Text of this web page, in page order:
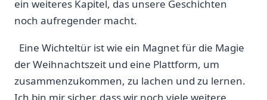
⁤ein weiteres ⁢Kapitel, das unsere⁣ Geschichten⁢
noch aufregender macht.
‍ ⁢ Eine Wichteltür⁣ ist wie ein Magnet für die‌ Magie⁣
der Weihnachtszeit⁢ und eine Plattform, um
zusammenzukommen, zu lachen und zu⁣ lernen.
⁢Ich bin​ mir sicher, dass wir noch⁣ viele weitere